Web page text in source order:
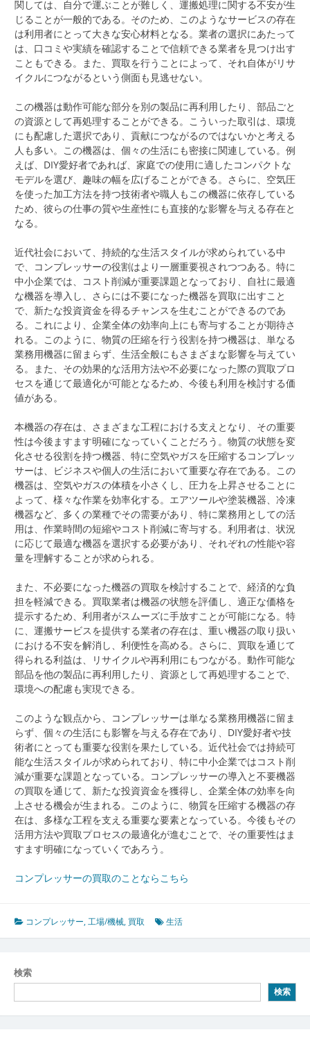
関しては、自分で運ぶことが難しく、運搬処理に関する不安が生
じることが一般的である。そのため、このようなサービスの存在
は利用者にとって大きな安心材料となる。業者の選択にあたって
は、口コミや実績を確認することで信頼できる業者を見つけ出す
こともできる。また、買取を行うことによって、それ自体がリサ
イクルにつながるという側面も見逃せない。
この機器は動作可能な部分を別の製品に再利用したり、部品ごと
の資源として再処理することができる。こういった取引は、環境
にも配慮した選択であり、貢献につながるのではないかと考える
人も多い。この機器は、個々の生活にも密接に関連している。例
えば、DIY愛好者であれば、家庭での使用に適したコンパクトな
モデルを選び、趣味の幅を広げることができる。さらに、空気圧
を使った加工方法を持つ技術者や職人もこの機器に依存している
ため、彼らの仕事の質や生産性にも直接的な影響を与える存在と
なる。
近代社会において、持続的な生活スタイルが求められている中
で、コンプレッサーの役割はより一層重要視されつつある。特に
中小企業では、コスト削減が重要課題となっており、自社に最適
な機器を導入し、さらには不要になった機器を買取に出すこと
で、新たな投資資金を得るチャンスを生むことができるのであ
る。これにより、企業全体の効率向上にも寄与することが期待さ
れる。このように、物質の圧縮を行う役割を持つ機器は、単なる
業務用機器に留まらず、生活全般にもさまざまな影響を与えてい
る。また、その効果的な活用方法や不必要になった際の買取プロ
セスを通じて最適化が可能となるため、今後も利用を検討する価
値がある。
本機器の存在は、さまざまな工程における支えとなり、その重要
性は今後ますます明確になっていくことだろう。物質の状態を変
化させる役割を持つ機器、特に空気やガスを圧縮するコンプレッ
サーは、ビジネスや個人の生活において重要な存在である。この
機器は、空気やガスの体積を小さくし、圧力を上昇させることに
よって、様々な作業を効率化する。エアツールや塗装機器、冷凍
機器など、多くの業種でその需要があり、特に業務用としての活
用は、作業時間の短縮やコスト削減に寄与する。利用者は、状況
に応じて最適な機器を選択する必要があり、それぞれの性能や容
量を理解することが求められる。
また、不必要になった機器の買取を検討することで、経済的な負
担を軽減できる。買取業者は機器の状態を評価し、適正な価格を
提示するため、利用者がスムーズに手放すことが可能になる。特
に、運搬サービスを提供する業者の存在は、重い機器の取り扱い
における不安を解消し、利便性を高める。さらに、買取を通じて
得られる利益は、リサイクルや再利用にもつながる。動作可能な
部品を他の製品に再利用したり、資源として再処理することで、
環境への配慮も実現できる。
このような観点から、コンプレッサーは単なる業務用機器に留ま
らず、個々の生活にも影響を与える存在であり、DIY愛好者や技
術者にとっても重要な役割を果たしている。近代社会では持続可
能な生活スタイルが求められており、特に中小企業ではコスト削
減が重要な課題となっている。コンプレッサーの導入と不要機器
の買取を通じて、新たな投資資金を獲得し、企業全体の効率を向
上させる機会が生まれる。このように、物質を圧縮する機器の存
在は、多様な工程を支える重要な要素となっている。今後もその
活用方法や買取プロセスの最適化が進むことで、その重要性はま
すます明確になっていくであろう。
コンプレッサーの買取のことならこちら
コンプレッサー,工場/機械, 買取 生活
検索
検索